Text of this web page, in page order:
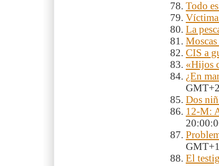
Todo
La
CIS a
«Hijos
¿En
Dos
12-M:
El